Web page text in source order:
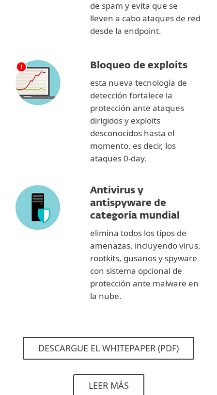
de spam y evita que se
lleven a cabo ataques de red
desde la endpoint.
Bloqueo de exploits
esta nueva tecnología de
detección fortalece la
protección ante ataques
dirigidos y exploits
desconocidos hasta el
momento, es decir, los
ataques 0-day.
Antivirus y
antispyware de
categoría mundial
elimina todos los tipos de
amenazas, incluyendo virus,
rootkits, gusanos y spyware
con sistema opcional de
protección ante malware en
la nube.
DESCARGUE EL WHITEPAPER (PDF)
LEER MÁS